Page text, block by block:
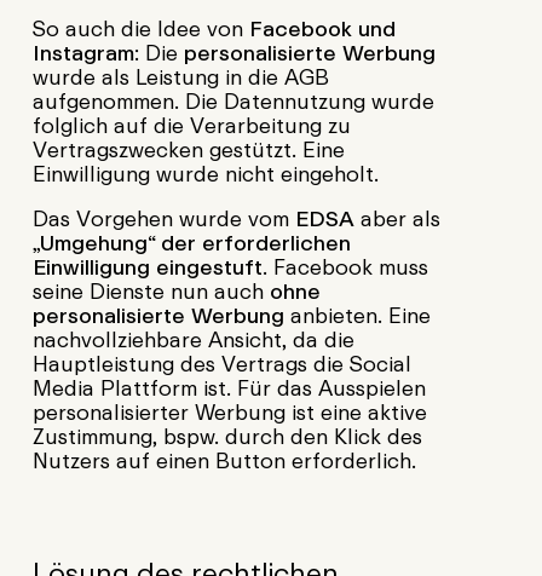
So auch die Idee von Facebook und
Instagram: Die personalisierte Werbung
wurde als Leistung in die AGB
aufgenommen. Die Datennutzung wurde
folglich auf die Verarbeitung zu
Vertragszwecken gestützt. Eine
Einwilligung wurde nicht eingeholt.
Das Vorgehen wurde vom EDSAaber als
„Umgehung“ der erforderlichen
Einwilligung eingestuft. Facebook muss
seine Dienste nun auch ohne
personalisierte Werbung anbieten. Eine
nachvollziehbare Ansicht, da die
Hauptleistung des Vertrags die Social
Media Plattform ist. Für das Ausspielen
personalisierter Werbung ist eine aktive
Zustimmung, bspw. durch den Klick des
Nutzers auf einen Button erforderlich.